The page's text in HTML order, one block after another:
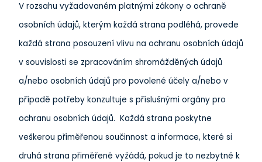
V rozsahu vyžadovaném platnými zákony o ochraně
osobních údajů, kterým každá strana podléhá, ​​provede
každá strana posouzení vlivu na ochranu osobních údajů
v souvislosti se zpracováním shromážděných údajů
a/nebo osobních údajů pro povolené účely a/nebo v
případě potřeby konzultuje s příslušnými orgány pro
ochranu osobních údajů. Každá strana poskytne
veškerou přiměřenou součinnost a informace, které si
druhá strana přiměřeně vyžádá, pokud je to nezbytné k